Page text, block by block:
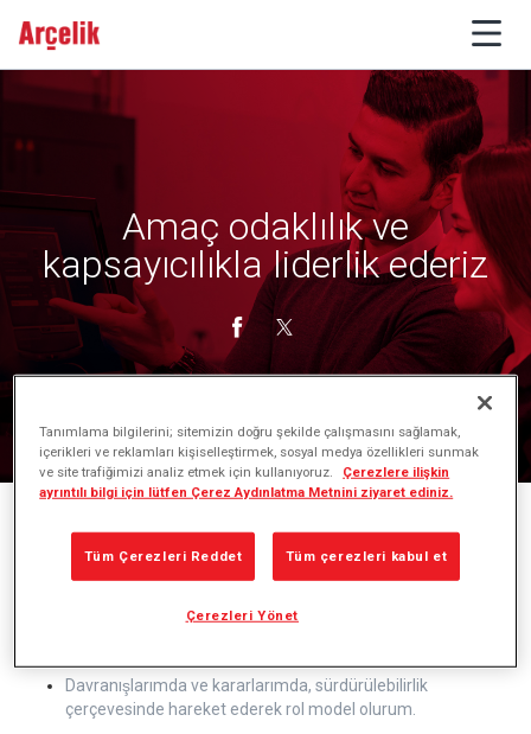
Amaç odaklılık ve
kapsayıcılıkla liderlik ederiz
eder; ekibimi/iş arkadaşlarımı da bu gururu yaşayacak
Davranışlarımda ve kararlarımda, sürdürülebilirlik
çerçevesinde hareket ederek rol model olurum.
Tanımlama bilgilerini; sitemizin doğru şekilde çalışmasını sağlamak,
içerikleri ve reklamları kişiselleştirmek, sosyal medya özellikleri sunmak
ve site trafiğimizi analiz etmek için kullanıyoruz.
Çerezlere ilişkin
ayrıntılı bilgi için lütfen Çerez Aydınlatma Metnini ziyaret ediniz.
Tüm Çerezleri Reddet Tüm çerezleri kabul et
Çerezleri Yönet